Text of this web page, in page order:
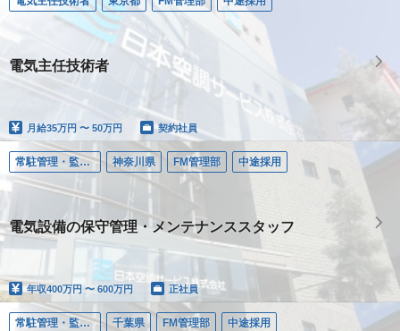
電気主任技術者
月給35万円 〜 50万円 契約社員
常駐管理・監視（ＦＭ） 神奈川県 FM管理部 中途採用
電気設備の保守管理・メンテナンススタッフ
年収400万円 〜 600万円 正社員
常駐管理・監視（ＦＭ） 千葉県 FM管理部 中途採用